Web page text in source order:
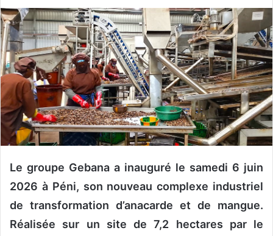
v
y
e
r
u
n
c
o
u
r
e
Le groupe Gebana a inauguré le samedi 6 juin
2026 à Péni, son nouveau complexe industriel
de transformation d’anacarde et de mangue.
Réalisée sur un site de 7,2 hectares par le